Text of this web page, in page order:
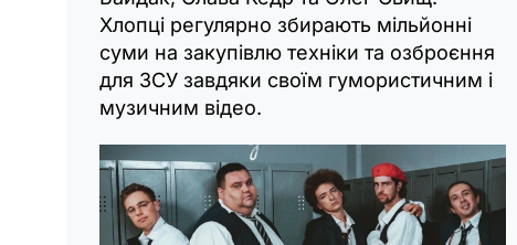
Хлопці регулярно збирають мільйонні
суми на закупівлю техніки та озброєння
для ЗСУ завдяки своїм гумористичним і
музичним відео.